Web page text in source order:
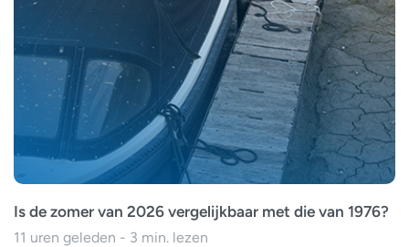
Is de zomer van 2026 vergelijkbaar met die van 1976?
11 uren geleden - 3 min. lezen